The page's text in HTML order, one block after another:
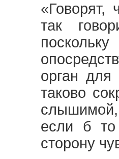
«Говорят,
так
орган для
таково
слышимой,
если б
сторону